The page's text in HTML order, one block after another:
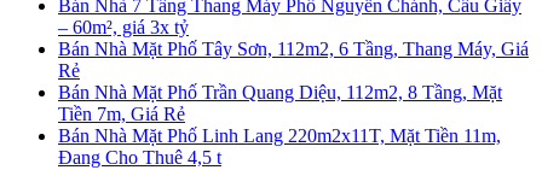
Bán Nhà 7 Tầng Thang Máy Phố Nguyễn Chánh, Cầu Giấy
– 60m², giá 3x tỷ
Bán Nhà Mặt Phố Tây Sơn, 112m2, 6 Tầng, Thang Máy, Giá
Rẻ
Bán Nhà Mặt Phố Trần Quang Diệu, 112m2, 8 Tầng, Mặt
Tiền 7m, Giá Rẻ
Bán Nhà Mặt Phố Linh Lang 220m2x11T, Mặt Tiền 11m,
Đang Cho Thuê 4,5 t